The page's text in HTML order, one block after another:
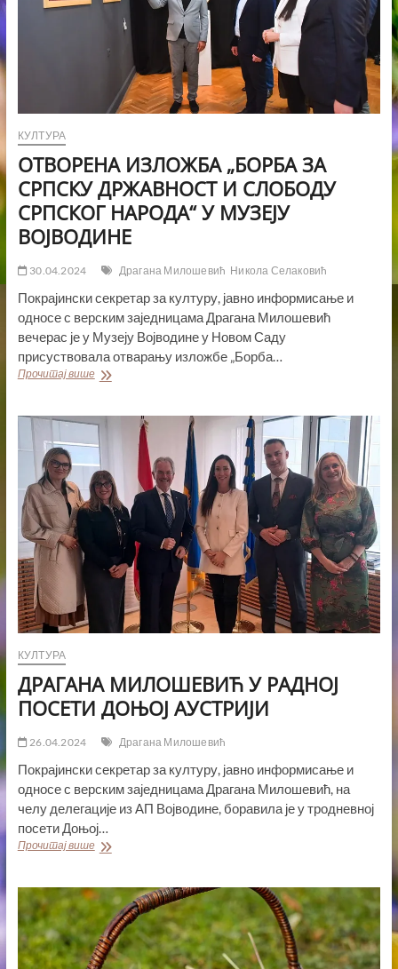
КУЛТУРА
ОТВОРЕНА ИЗЛОЖБА „БОРБА ЗА
СРПСКУ ДРЖАВНОСТ И СЛОБОДУ
СРПСКОГ НАРОДА“ У МУЗЕЈУ
ВОЈВОДИНЕ
30.04.2024 Драгана Милошевић Никола Селаковић
Покрајински секретар за културу, јавно информисање и
односе с верским заједницама Драгана Милошевић
вечерас је у Музеју Војводине у Новом Саду
присуствовала отварању изложбе „Борба…
Прочитај вишеОТВОРЕНА
СРПСКУ
ДРЖАВНОСТ
И
СЛОБОДУ
СРПСКОГ
НАРОДА“
МУЗЕЈУ
ВОЈВОДИНЕ
КУЛТУРА
ДРАГАНА МИЛОШЕВИЋ У РАДНОЈ
ПОСЕТИ ДОЊОЈ АУСТРИЈИ
26.04.2024 Драгана Милошевић
Покрајински секретар за културу, јавно информисање и
односе с верским заједницама Драгана Милошевић, на
челу делегације из АП Војводине, боравила је у тродневној
посети Доњој…
Прочитај вишеДРАГАНА
РАДНОЈ
ПОСЕТИ
ДОЊОЈ
АУСТРИЈИ